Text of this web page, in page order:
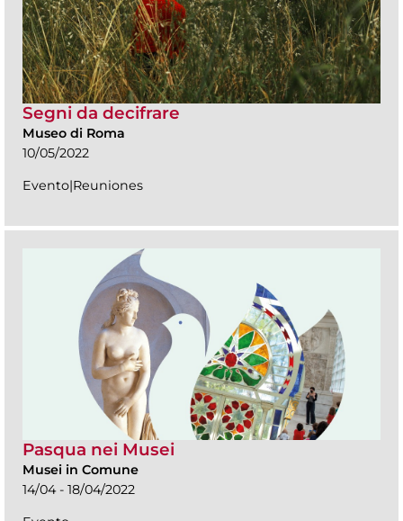
Segni da decifrare
Museo di Roma
10/05/2022
Evento|Reuniones
Pasqua nei Musei
Musei in Comune
14/04 - 18/04/2022